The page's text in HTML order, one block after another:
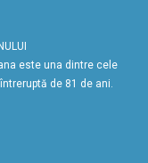
este una dintre cele
de 81 de ani.